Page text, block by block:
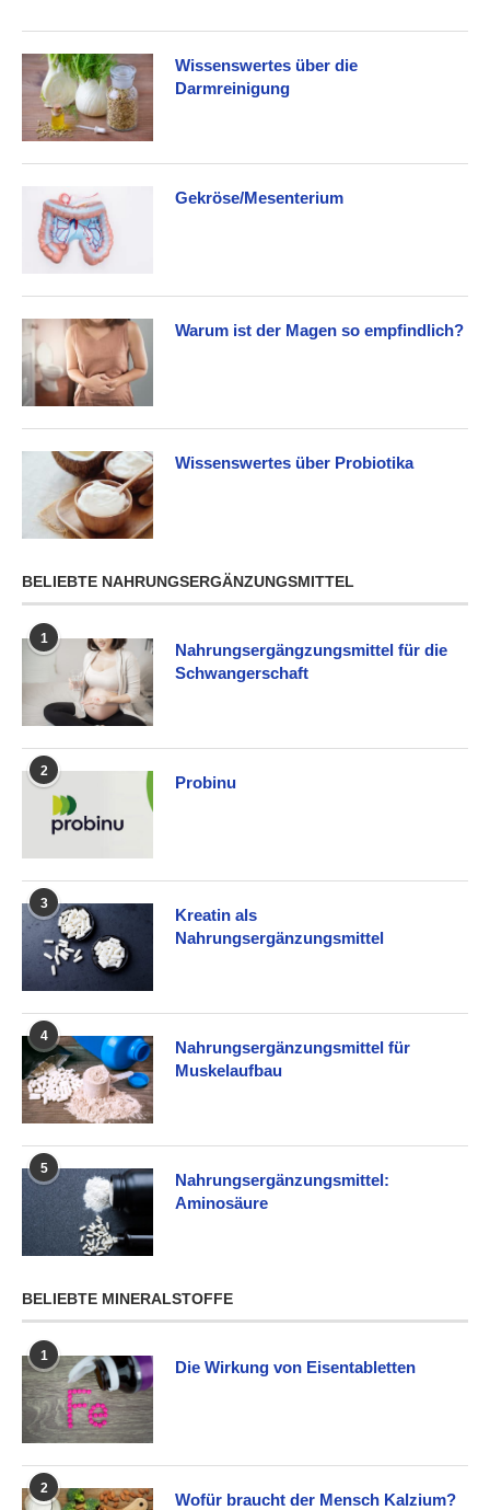
Wissenswertes über die
Darmreinigung
Gekröse/Mesenterium
Warum ist der Magen so empfindlich?
Wissenswertes über Probiotika
BELIEBTE NAHRUNGSERGÄNZUNGSMITTEL
1
Nahrungsergängzungsmittel für die
Schwangerschaft
2
Probinu
3
Kreatin als
Nahrungsergänzungsmittel
4
Nahrungsergänzungsmittel für
Muskelaufbau
5
Nahrungsergänzungsmittel:
Aminosäure
BELIEBTE MINERALSTOFFE
1
Die Wirkung von Eisentabletten
2
Wofür braucht der Mensch Kalzium?